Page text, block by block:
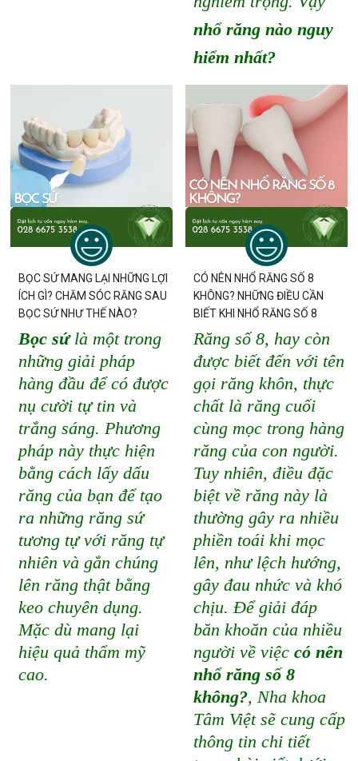
nhổ răng nào nguy
hiểm nhất?
BỌC SỨ MANG LẠI NHỮNG LỢI
ÍCH GÌ? CHĂM SÓC RĂNG SAU
BỌC SỨ NHƯ THẾ NÀO?
Bọc sứlà một trong
những giải pháp
hàng đầu để có được
nụ cười tự tin và
trắng sáng. Phương
pháp này thực hiện
bằng cách lấy dấu
răng của bạn để tạo
ra những răng sứ
tương tự với răng tự
nhiên và gắn chúng
lên răng thật bằng
keo chuyên dụng.
Mặc dù mang lại
hiệu quả thẩm mỹ
cao.
CÓ NÊN NHỔ RĂNG SỐ 8
KHÔNG? NHỮNG ĐIỀU CẦN
BIẾT KHI NHỔ RĂNG SỐ 8
Răng số 8, hay còn
được biết đến với tên
gọi răng khôn, thực
chất là răng cuối
cùng mọc trong hàng
răng của con người.
Tuy nhiên, điều đặc
biệt về răng này là
thường gây ra nhiều
phiền toái khi mọc
lên, như lệch hướng,
gây đau nhức và khó
chịu. Để giải đáp
băn khoăn của nhiều
người về việc có nên
nhổ răng số 8
không?, Nha khoa
Tâm Việt sẽ cung cấp
thông tin chi tiết